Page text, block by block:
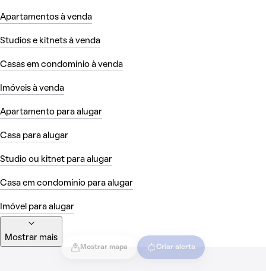
Mostrar mapa Criar alerta
Apartamentos à venda
Studios e kitnets à venda
Casas em condomínio à venda
Imóveis à venda
Apartamento para alugar
Casa para alugar
Studio ou kitnet para alugar
Casa em condomínio para alugar
Imóvel para alugar
Mostrar mais